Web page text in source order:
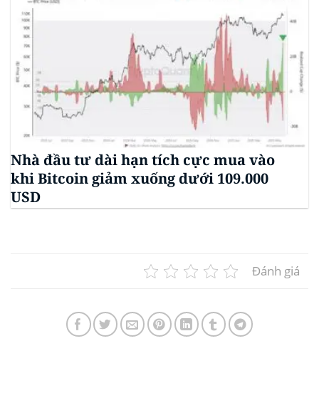
Nhà đầu tư dài hạn tích cực mua vào
khi Bitcoin giảm xuống dưới 109.000
USD
Đánh giá